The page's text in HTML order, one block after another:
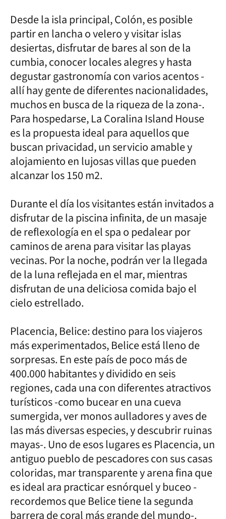
Desde la isla principal, Colón, es posible
partir en lancha o velero y visitar islas
desiertas, disfrutar de bares al son de la
cumbia, conocer locales alegres y hasta
degustar gastronomía con varios acentos -
allí hay gente de diferentes nacionalidades,
muchos en busca de la riqueza de la zona-.
Para hospedarse, La Coralina Island House
es la propuesta ideal para aquellos que
buscan privacidad, un servicio amable y
alojamiento en lujosas villas que pueden
alcanzar los 150 m2.
Durante el día los visitantes están invitados a
disfrutar de la piscina infinita, de un masaje
de reflexología en el spa o pedalear por
caminos de arena para visitar las playas
vecinas. Por la noche, podrán ver la llegada
de la luna reflejada en el mar, mientras
disfrutan de una deliciosa comida bajo el
cielo estrellado.
Placencia, Belice: destino para los viajeros
más experimentados, Belice está lleno de
sorpresas. En este país de poco más de
400.000 habitantes y dividido en seis
regiones, cada una con diferentes atractivos
turísticos -como bucear en una cueva
sumergida, ver monos aulladores y aves de
las más diversas especies, y descubrir ruinas
mayas-. Uno de esos lugares es Placencia, un
antiguo pueblo de pescadores con sus casas
coloridas, mar transparente y arena fina que
es ideal ara practicar esnórquel y buceo -
recordemos que Belice tiene la segunda
barrera de coral más grande del mundo-.